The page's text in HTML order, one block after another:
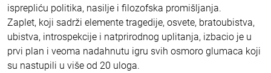
isprepliću politika, nasilje i filozofska promišljanja.
Zaplet, koji sadrži elemente tragedije, osvete, bratoubistva,
ubistva, introspekcije i natprirodnog uplitanja, izbacio je u
prvi plan i veoma nadahnutu igru svih osmoro glumaca koji
su nastupili u više od 20 uloga.